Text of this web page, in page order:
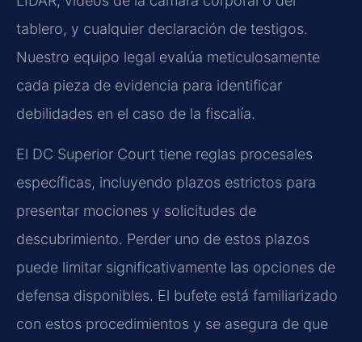
tablero, y cualquier declaración de testigos.
Nuestro equipo legal evalúa meticulosamente
cada pieza de evidencia para identificar
debilidades en el caso de la fiscalía.
El DC Superior Court tiene reglas procesales
específicas, incluyendo plazos estrictos para
presentar mociones y solicitudes de
descubrimiento. Perder uno de estos plazos
puede limitar significativamente las opciones de
defensa disponibles. El bufete está familiarizado
con estos procedimientos y se asegura de que